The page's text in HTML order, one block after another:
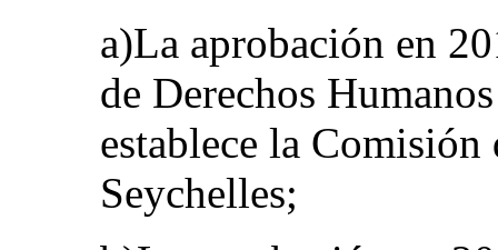
a)La aprobación en
de Derechos
establece la Comisión
Seychelles;